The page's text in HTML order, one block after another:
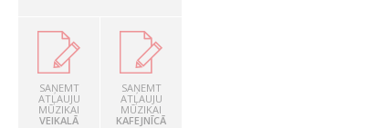
SAŅEMT
ATĻAUJU
MŪZIKAI
VEIKALĀ
SAŅEMT
ATĻAUJU
MŪZIKAI
KAFEJNĪCĀ